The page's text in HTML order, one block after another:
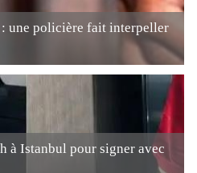
: une policière fait interpeller
à Istanbul pour signer avec